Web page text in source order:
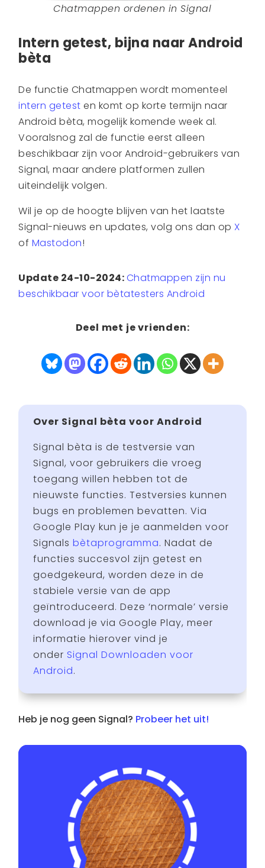
Chatmappen ordenen in Signal
Intern getest, bijna naar Android
bèta
De functie Chatmappen wordt momenteel
intern getest en komt op korte termijn naar
Android bèta, mogelijk komende week al.
Vooralsnog zal de functie eerst alleen
beschikbaar zijn voor Android-gebruikers van
Signal, maar andere platformen zullen
uiteindelijk volgen.
Wil je op de hoogte blijven van het laatste
Signal-nieuws en updates, volg ons dan op X
of Mastodon!
Update 24-10-2024:Chatmappen zijn nu
beschikbaar voor bètatesters Android
Deel met je vrienden:
Over Signal bèta voor Android
Signal bèta is de testversie van
Signal, voor gebruikers die vroeg
toegang willen hebben tot de
nieuwste functies. Testversies kunnen
bugs en problemen bevatten. Via
Google Play kun je je aanmelden voor
Signalsbètaprogramma. Nadat de
functies succesvol zijn getest en
goedgekeurd, worden deze in de
stabiele versie van de app
geïntroduceerd. Deze ‘normale’ versie
download je via Google Play, meer
informatie hierover vind je
onder Signal Downloaden voor
Android.
Heb je nog geen Signal? Probeer het uit!